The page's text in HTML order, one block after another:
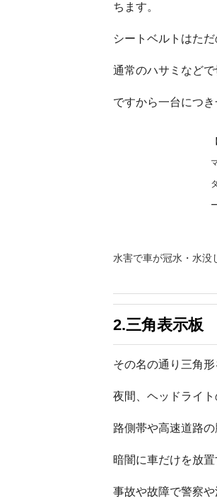
ちます。
シートベルトはた
通常のハサミなど
ですから一台につ
水害で車が冠水・水没
2.三角表示板
その名の通り三角形
夜間、ヘッドライ
路側帯や高速道路
暗闇に車だけを放
事故や故障で警察